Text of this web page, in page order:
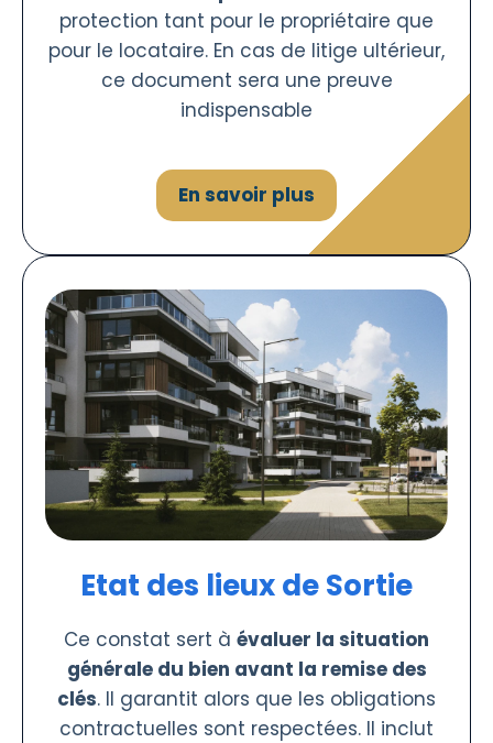
protection tant pour le propriétaire que
pour le locataire. En cas de litige ultérieur,
ce document sera une preuve
indispensable
En savoir plus
Etat des lieux de Sortie
Ce constat sert à évaluer la situation
générale du bien avant la remise des
clés. Il garantit alors que les obligations
contractuelles sont respectées. Il inclut